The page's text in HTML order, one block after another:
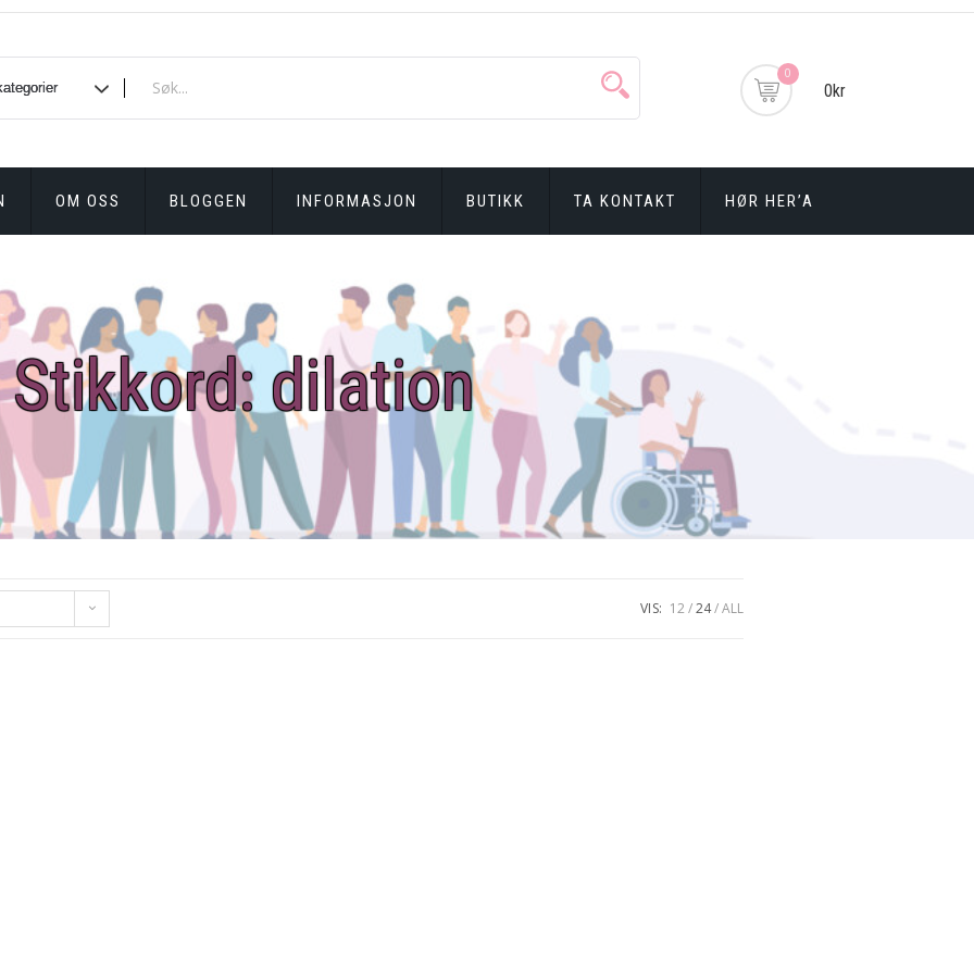
0
0kr
OM OSS BLOGGEN INFORMASJON BUTIKK TA KONTAKT HØR HER’A
Stikkord: dilation
VIS: 12 24 ALL